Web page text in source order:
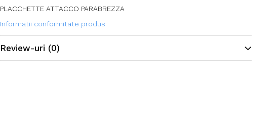
PLACCHETTE ATTACCO PARABREZZA
Informatii conformitate produs
Review-uri (0)